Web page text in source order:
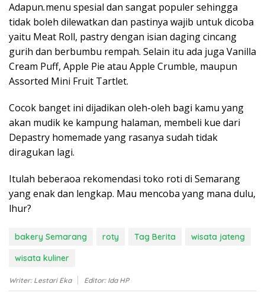
Adapun.menu spesial dan sangat populer sehingga
tidak boleh dilewatkan dan pastinya wajib untuk dicoba
yaitu Meat Roll, pastrydengan isian daging cincang
gurih dan berbumbu rempah. Selain itu ada juga Vanilla
Cream Puff, Apple Pie atau Apple Crumble, maupun
Assorted Mini Fruit Tartlet.
Cocok banget ini dijadikan oleh-oleh bagi kamu yang
akan mudik ke kampung halaman, membeli kue dari
Depastry homemade yang rasanya sudah tidak
diragukan lagi.
Itulah beberaoa rekomendasi toko roti di Semarang
yang enak dan lengkap. Mau mencoba yang mana dulu,
lhur?
bakery Semarang roty Tag Berita
wisata jateng
wisata kuliner
Writer: Lestari Eka Editor: Ida HP